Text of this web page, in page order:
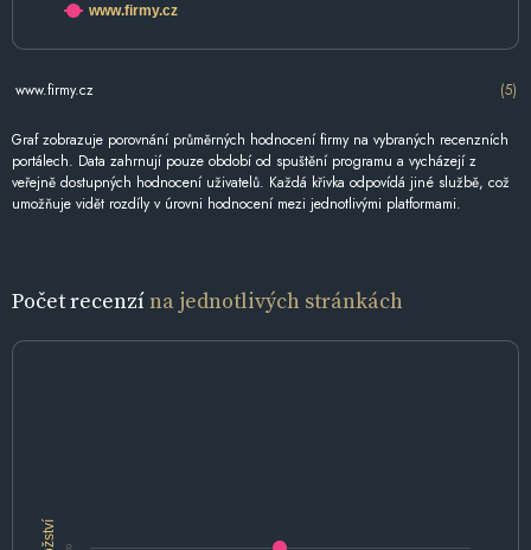
www.firmy.cz
www.firmy.cz (5)
Graf zobrazuje porovnání průměrných hodnocení firmy na vybraných recenzních
portálech. Data zahrnují pouze období od spuštění programu a vycházejí z
veřejně dostupných hodnocení uživatelů. Každá křivka odpovídá jiné službě, což
umožňuje vidět rozdíly v úrovni hodnocení mezi jednotlivými platformami.
Počet recenzína jednotlivých stránkách